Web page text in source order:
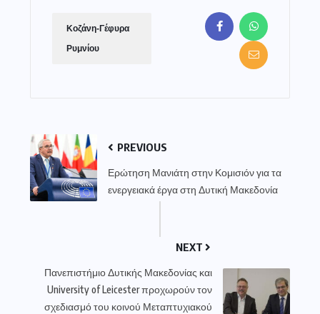
Κοζάνη-Γέφυρα
Ρυμνίου
PREVIOUS
Ερώτηση Μανιάτη στην Κομισιόν για τα
ενεργειακά έργα στη Δυτική Μακεδονία
NEXT
Πανεπιστήμιο Δυτικής Μακεδονίας και
University of Leicester προχωρούν τον
σχεδιασμό του κοινού Μεταπτυχιακού